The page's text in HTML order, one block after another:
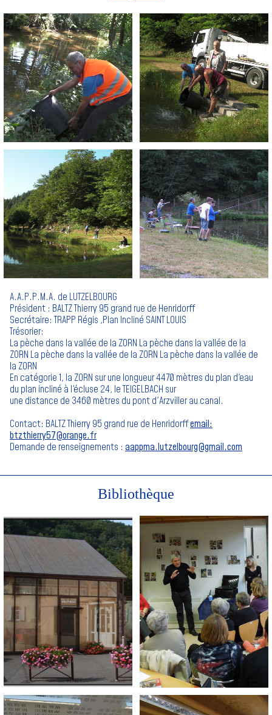
A.A.P.P.M.A. de LUTZELBOURG
Président : BALTZ Thierry 95 grand rue de Henridorff
Secrétaire: TRAPP Régis ,Plan Incliné SAINT LOUIS
Trésorier:
La pèche dans la vallée de la ZORN La pèche dans la vallée de la
ZORN La pèche dans la vallée de la ZORN La pèche dans la vallée de
la ZORN
En catégorie 1, la ZORN sur une longueur 4470 mètres du plan d'eau
du plan incliné à l'écluse 24, le TEIGELBACH sur
une distance de 3460 mètres du pont d'Arzviller au canal.
Contact: BALTZ Thierry 95 grand rue de Henridorffemail:
btzthierry57@orange.fr
Demande de renseignements : aappma.lutzelbourg@gmail.com
Bibliothèque